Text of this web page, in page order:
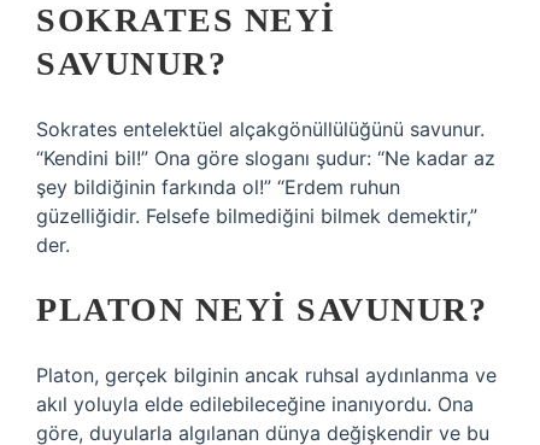
SOKRATES NEYI
SAVUNUR?
Sokrates entelektüel alçakgönüllülüğünü savunur.
“Kendini bil!” Ona göre sloganı şudur: “Ne kadar az
şey bildiğinin farkında ol!” “Erdem ruhun
güzelliğidir. Felsefe bilmediğini bilmek demektir,”
der.
PLATON NEYI SAVUNUR?
Platon, gerçek bilginin ancak ruhsal aydınlanma ve
akıl yoluyla elde edilebileceğine inanıyordu. Ona
göre, duyularla algılanan dünya değişkendir ve bu